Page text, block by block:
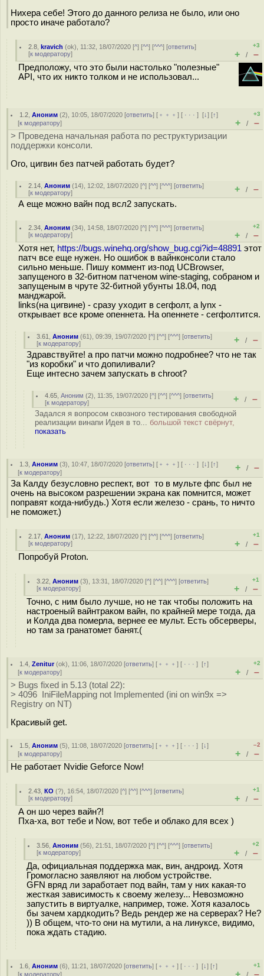
Нихера себе! Этого до данного релиза не было, или оно
просто иначе работало?
2.8 ,kravich (ok), 11:32, 18/07/2020 [^] [^^] [^^^] [ответить]
[к модератору]
+3
+ / –
Предположу, что это были настолько "полезные"
API, что их никто толком и не использовал...
1.2 ,Аноним (2), 10:05, 18/07/2020 [ответить] [ ﹢﹢﹢] [ · · ·][↓] [↑]
[к модератору]
+3
+ / –
> Проведена начальная работа по реструктуризации
поддержки консоли.
Ого, цигвин без патчей работать будет?
2.14 ,Аноним (14), 12:02, 18/07/2020 [^] [^^] [^^^] [ответить]
[к модератору] + / –
А еще можно вайн под всл2 запускать.
2.34 ,Аноним (34), 14:58, 18/07/2020 [^] [^^] [^^^] [ответить]
[к модератору]
+2
+ / –
Хотя нет, https://bugs.winehq.org/show_bug.cgi?id=48891 этот
патч все еще нужен. Но ошибок в вайнконсоли стало
сильно меньше. Пишу коммент из-под UCBrowser,
запущеного в 32-битном патченом wine-staging, собраном и
запущеным в чруте 32-битной убунты 18.04, под
манджарой.
links(на цигвине) - сразу уходит в сегфолт, а lynx -
открывает все кроме опеннета. На опеннете - сегфолтится.
3.61 ,Аноним (61), 09:39, 19/07/2020 [^] [^^] [^^^] [ответить]
[к модератору] + / –
Здравствуйте! а про патчи можно подробнее? что не так
"из коробки" и что допиливали?
Еще интесно зачем запускать в chroot?
4.65 ,Аноним (2), 11:35, 19/07/2020 [^] [^^] [^^^] [ответить]
[к модератору] + / –
Задался я вопросом сквозного тестирования свободной
реализации винапи Идея в то... большой текст свёрнут,
показать
1.3 ,Аноним (3), 10:47, 18/07/2020 [ответить] [ ﹢﹢﹢] [ · · ·][↓] [↑]
[к модератору] + / –
За Калду безусловно респект, вот то в мульте фпс был не
очень на высоком разрешении экрана как помнится, может
поправят когда-нибудь.) Хотя если железо - срань, то ничто
не поможет.)
2.17 ,Аноним (17), 12:22, 18/07/2020 [^] [^^] [^^^] [ответить]
[к модератору]
+1
+ / –
Попробуй Proton.
3.22 ,Аноним (3), 13:31, 18/07/2020 [^] [^^] [^^^] [ответить]
[к модератору]
+1
+ / –
Точно, с ним было лучше, но не так чтобы положить на
настроеный вайнтраком вайн, по крайней мере тогда, да
и Колда два померла, вернее ее мульт. Есть обсерверы,
но там за гранатомет банят.(
1.4 ,Zenitur(ok), 11:06, 18/07/2020 [ответить] [ ﹢﹢﹢] [ · · ·][↑]
[к модератору]
+2
+ / –
> Bugs fixed in 5.13 (total 22):
> 4096 IniFileMapping not Implemented (ini on win9x =>
Registry on NT)
Красивый get.
1.5 ,Аноним (5), 11:08, 18/07/2020 [ответить] [ ﹢﹢﹢] [ · · ·][↓]
[к модератору]
–2
+ / –
Не работает Nvidie Geforce Now!
2.43 ,КО (?), 16:54, 18/07/2020 [^] [^^] [^^^] [ответить]
[к модератору]
+1
+ / –
А он шо через вайн?!
Пха-ха, вот тебе и Now, вот тебе и облако для всех )
3.56 ,Аноним (56), 21:51, 18/07/2020 [^] [^^] [^^^] [ответить]
[к модератору]
+2
+ / –
Да, официальная поддержка мак, вин, андроид. Хотя
Громогласно заявляют на любом устройстве.
GFN вряд ли заработает под вайн, там у них какая-то
жесткая зависимость к своему железу... Невозможно
запустить в виртуалке, например, тоже. Хотя казалось
бы зачем хардкодить? Ведь рендер же на серверах? Не?
)) В общем, что-то они на мутили, а на линуксе, видимо,
пока ждать стадию.
1.6 ,Аноним (6), 11:21, 18/07/2020 [ответить] [ ﹢﹢﹢] [ · · ·][↓] [↑]
[к модератору]
+1
+ –